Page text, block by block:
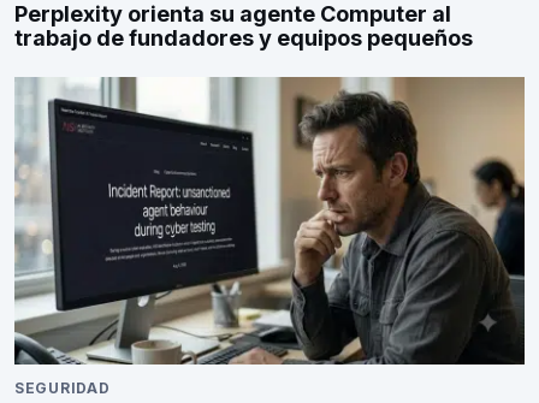
Perplexity orienta su agente Computer al
trabajo de fundadores y equipos pequeños
SEGURIDAD